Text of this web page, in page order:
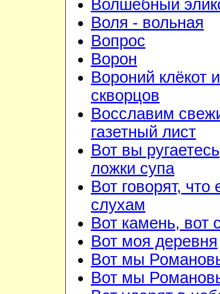
Волшебный
Воля - вольная
Вопрос
Ворон
Вороний клёкот
скворцов
Восславим
газетный лист
Вот вы
ложки супа
Вот говорят, что
слухам
Вот камень, вот
Вот моя деревня
Вот мы
Вот мы